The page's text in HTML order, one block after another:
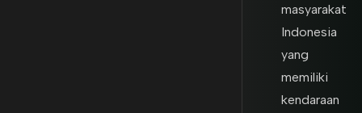
masyarakat
Indonesia
yang
memiliki
kendaraan